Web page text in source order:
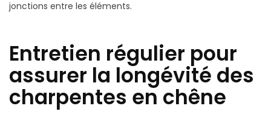
jonctions entre les éléments.
Entretien régulier pour
assurer la longévité des
charpentes en chêne